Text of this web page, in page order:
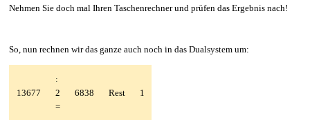
Nehmen Sie doch mal Ihren Taschenrechner und prüfen das Ergebnis nach!
So, nun rechnen wir das ganze auch noch in das Dualsystem um:
13677
:
2
=
6838 Rest 1